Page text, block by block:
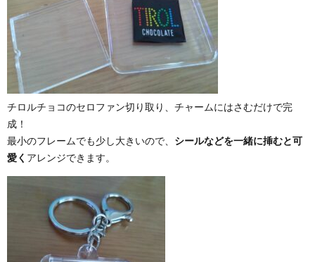
チロルチョコのセロファン切り取り、チャームにはさむだけで完
成！
最小のフレームでも少し大きいので、 シールなどを一緒に挿むと可
愛く アレンジできます。